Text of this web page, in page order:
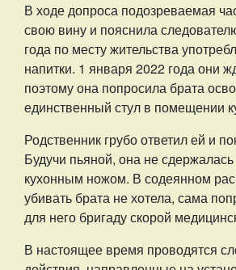
В ходе допроса подозреваемая
свою вину и пояснила
года по месту жительства
напитки. 1 января 2022 года они
поэтому она попросила брата
единственный стул в помещении
Родственник грубо ответил ей и
Будучи пьяной, она не
кухонным ножом. В содеянном
убивать брата не хотела, сама
для него бригаду скорой
В настоящее время проводятся